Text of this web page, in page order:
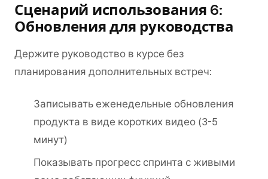
Сценарий использования 6:
Обновления для руководства
Держите руководство в курсе без
планирования дополнительных встреч:
Записывать еженедельные обновления
продукта в виде коротких видео (3-5
минут)
Показывать прогресс спринта с живыми